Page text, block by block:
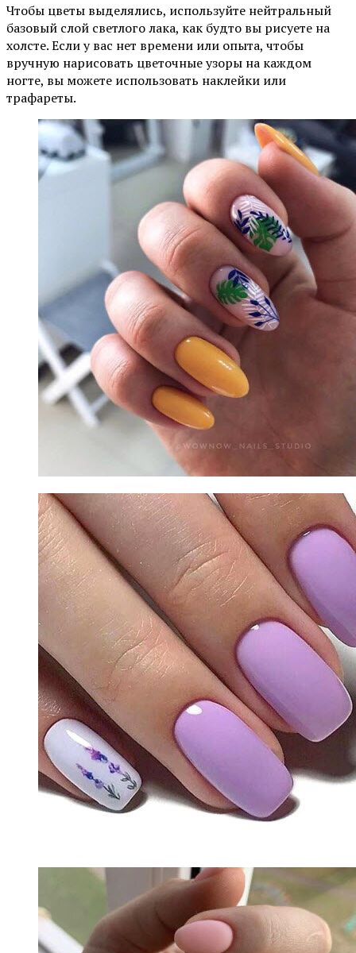
Чтобы цветы выделялись, используйте нейтральный
базовый слой светлого лака, как будто вы рисуете на
холсте. Если у вас нет времени или опыта, чтобы
вручную нарисовать цветочные узоры на каждом
ногте, вы можете использовать наклейки или
трафареты.